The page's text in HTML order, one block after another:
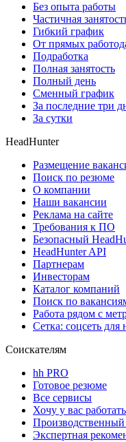
Без опыта работы
Частичная
Гибкий график
От прямых
Подработка
Полная занятость
Полный день
Сменный график
За последние три
За сутки
HeadHunter
Размещение
Поиск по резюме
О компании
Наши вакансии
Реклама на сайте
Требования к ПО
Безопасный
HeadHunter API
Партнерам
Инвесторам
Каталог компаний
Поиск по
Работа рядом с
Сетка: соцсеть для
Соискателям
hh PRO
Готовое резюме
Все сервисы
Хочу у вас работать
Производственный
Экспертная